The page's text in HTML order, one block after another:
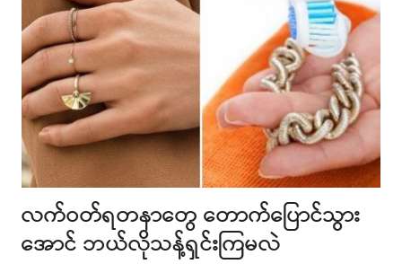
လက်ဝတ်ရတနာတွေ တောက်ပြောင်သွား
အောင် ဘယ်လိုသန့်ရှင်းကြမလဲ